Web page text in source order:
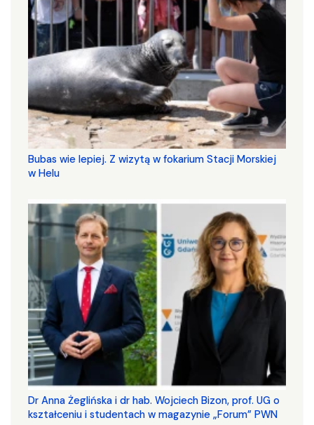
Bubas wie lepiej. Z wizytą w fokarium Stacji Morskiej
w Helu
​​​​​​​Dr Anna Żeglińska i dr hab. Wojciech Bizon, prof. UG o
kształceniu i studentach w magazynie „Forum” PWN